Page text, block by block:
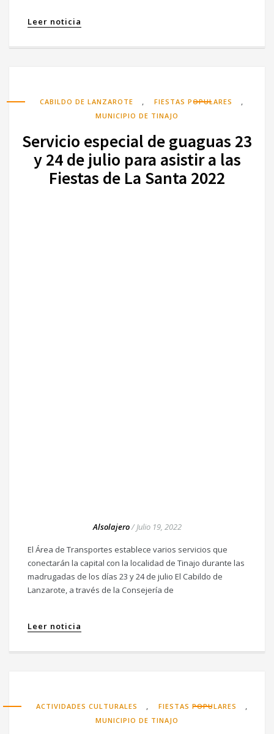
Leer noticia
CABILDO DE LANZAROTE , FIESTAS POPULARES ,
MUNICIPIO DE TINAJO
Servicio especial de guaguas 23
y 24 de julio para asistir a las
Fiestas de La Santa 2022
Alsolajero/Julio 19, 2022
El Área de Transportes establece varios servicios que
conectarán la capital con la localidad de Tinajo durante las
madrugadas de los días 23 y 24 de julio El Cabildo de
Lanzarote, a través de la Consejería de
Leer noticia
ACTIVIDADES CULTURALES , FIESTAS POPULARES ,
MUNICIPIO DE TINAJO